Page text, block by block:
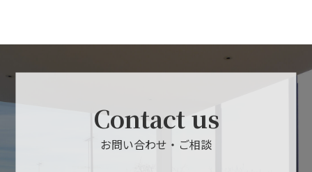
Contact us
お問い合わせ・ご相談